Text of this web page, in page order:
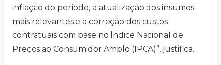
inflação do período, a atualização dos insumos
mais relevantes e a correção dos custos
contratuais com base no Índice Nacional de
Preços ao Consumidor Amplo (IPCA)”, justifica.